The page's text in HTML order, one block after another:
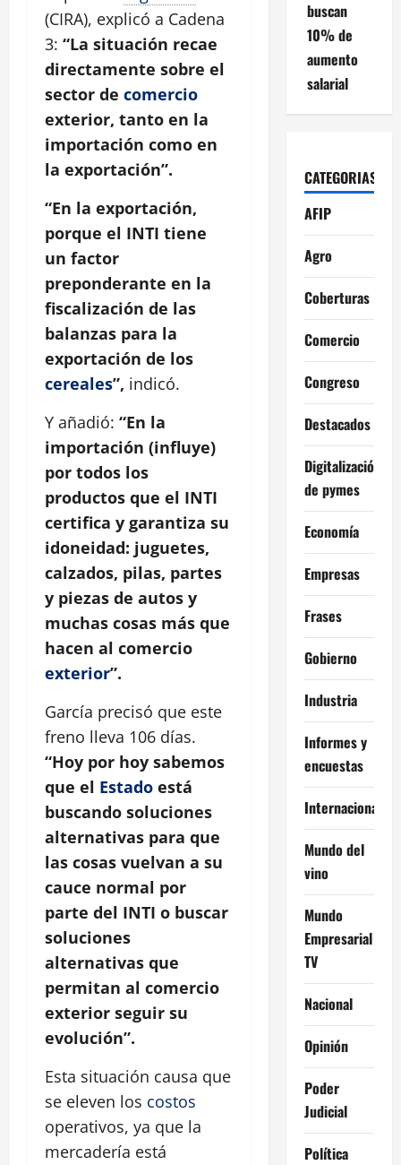
(CIRA), explicó a Cadena
3: “La situación recae
directamente sobre el
sector de comercio
exterior, tanto en la
importación como en
la exportación”.
“En la exportación,
porque el INTI tiene
un factor
preponderante en la
fiscalización de las
balanzas para la
exportación de los
cereales”, indicó.
Y añadió: “En la
importación (influye)
por todos los
productos que el INTI
certifica y garantiza su
idoneidad: juguetes,
calzados, pilas, partes
y piezas de autos y
muchas cosas más que
hacen al comercio
exterior”.
García precisó que este
freno lleva 106 días.
“Hoy por hoy sabemos
que el Estado está
buscando soluciones
alternativas para que
las cosas vuelvan a su
cauce normal por
parte del INTI o buscar
soluciones
alternativas que
permitan al comercio
exterior seguir su
evolución”.
Esta situación causa que
se eleven los costos
operativos, ya que la
mercadería está
buscan
10% de
aumento
salarial
CATEGORIAS
AFIP
Agro
Coberturas
Comercio
Congreso
Destacados
Digitalización
de pymes
Economía
Empresas
Frases
Gobierno
Industria
Informes y
encuestas
Internacional
Mundo del
vino
Mundo
Empresarial
TV
Nacional
Opinión
Poder
Judicial
Política